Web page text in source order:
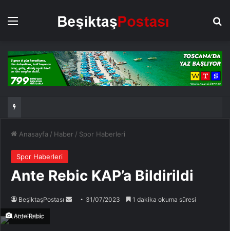
Menü
Anasayfa / Haber / Spor Haberleri
Spor Haberleri
Ante Rebic KAP’a Bildirildi
BeşiktaşPostası
Bir
31/07/2023 1 dakika okuma süresi
Ante Rebic